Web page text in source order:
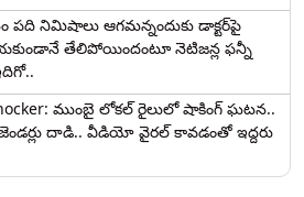
పది నిమిషాలు ఆగమన్నందుకు డాక్టర్‌పై
తేలిపోయిందంటూ నెటిజన్ల ఫన్నీ
ముంబై లోకల్ రైలులో షాకింగ్ ఘటన..
దాడి.. వీడియో వైరల్ కావడంతో ఇద్దరు